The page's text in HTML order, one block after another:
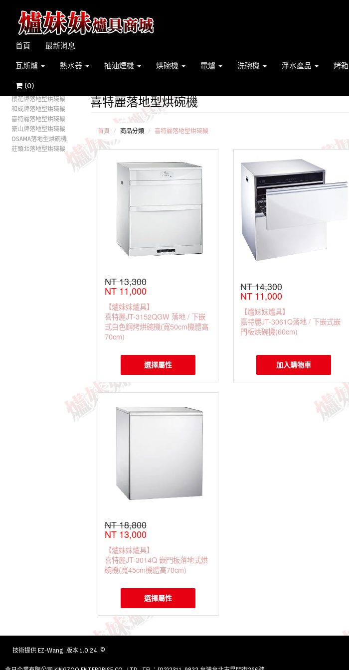
首頁 最新消息
瓦斯爐 熱水器 抽油煙機 烘碗機 電爐 洗碗機 淨水產品 烤箱
(0)
櫻花牌落地型烘碗機
和成牌落地型烘碗機
喜特麗落地型烘碗機
豪山牌落地型烘碗機
OSAMA落地型烘碗機
莊頭北落地型烘碗機
喜特麗落地型烘碗機
首頁 商品分類 喜特麗落地型烘碗機
NT 13,300
NT 11,000
【爐妹妹爐具】
喜特麗JT-3152QGW 落地 / 下嵌
式白色鋼烤烘碗機(寬50cm機體高
70cm)
選擇屬性
NT 14,300
NT 11,000
【爐妹妹爐具】
嘉特麗JT-3061Q落地 / 下嵌式嵌
門板烘碗機(60cm)
加入購物車
NT 18,800
NT 13,000
【爐妹妹爐具】
喜特麗JT-3014Q 嵌門板落地式烘
碗機(寬45cm機體高70cm)
選擇屬性
技術提供 EZ-Wang. 版本 1.0.24. ©